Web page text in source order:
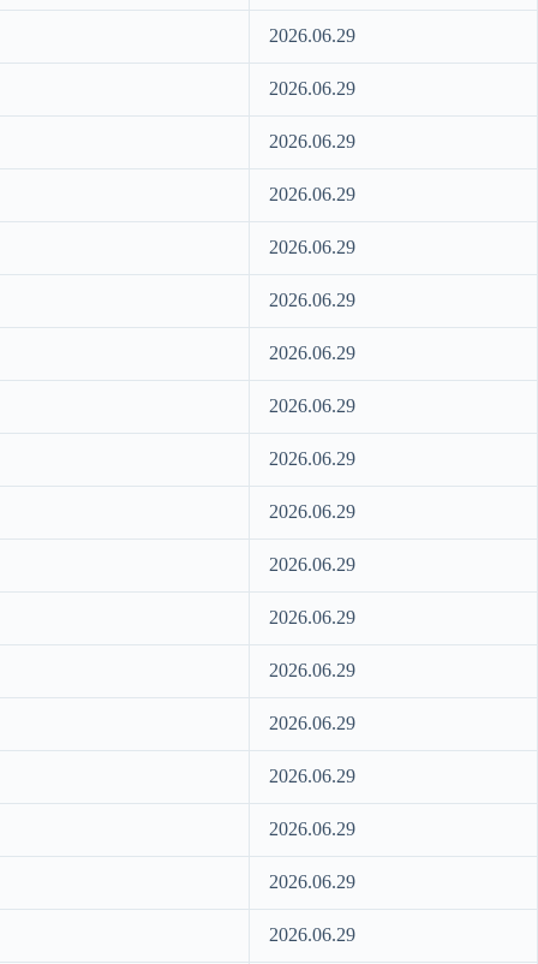
2026.06.29
2026.06.29
2026.06.29
2026.06.29
2026.06.29
2026.06.29
2026.06.29
2026.06.29
2026.06.29
2026.06.29
2026.06.29
2026.06.29
2026.06.29
2026.06.29
2026.06.29
2026.06.29
2026.06.29
2026.06.29